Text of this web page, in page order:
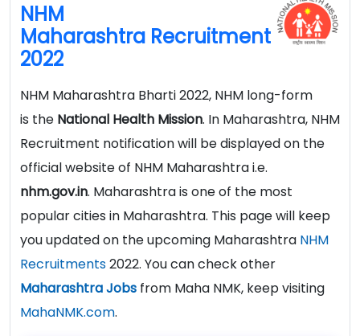
NHM
Maharashtra Recruitment
2022
NHM Maharashtra Bharti 2022, NHM long-form
is the National Health Mission. In Maharashtra, NHM
Recruitment notification will be displayed on the
official website of NHM Maharashtra i.e.
nhm.gov.in. Maharashtra is one of the most
popular cities in Maharashtra. This page will keep
you updated on the upcoming Maharashtra NHM
Recruitments2022. You can check other
Maharashtra Jobs from Maha NMK, keep visiting
MahaNMK.com.